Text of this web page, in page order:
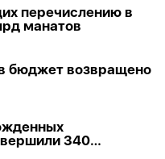
перечислению в
манатов
бюджет возвращено
340